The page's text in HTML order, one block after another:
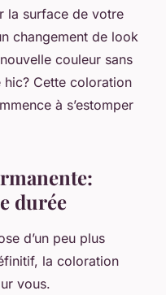
la surface de votre
changement de look
couleur sans
hic? Cette coloration
à s’estomper
durée
d’un peu plus
la coloration
vous.